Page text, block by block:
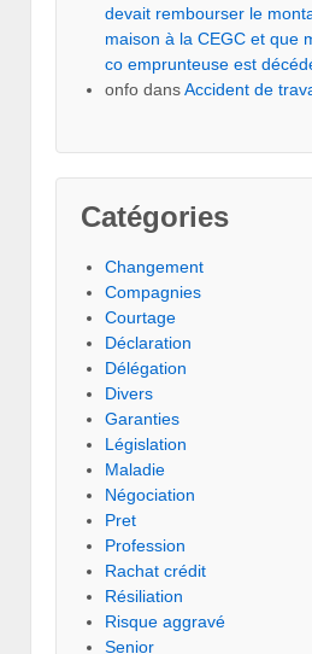
devait rembourser le
maison à la CEGC et que
co emprunteuse est
onfo dansAccident de
Catégories
Changement
Compagnies
Courtage
Déclaration
Délégation
Divers
Garanties
Législation
Maladie
Négociation
Pret
Profession
Rachat crédit
Résiliation
Risque aggravé
Senior